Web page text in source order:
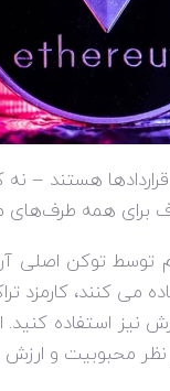
هستند –
برای همه
توسط توکن اصلی
می کنند، کارمزد
نیز استفاده
نظر محبوبیت و